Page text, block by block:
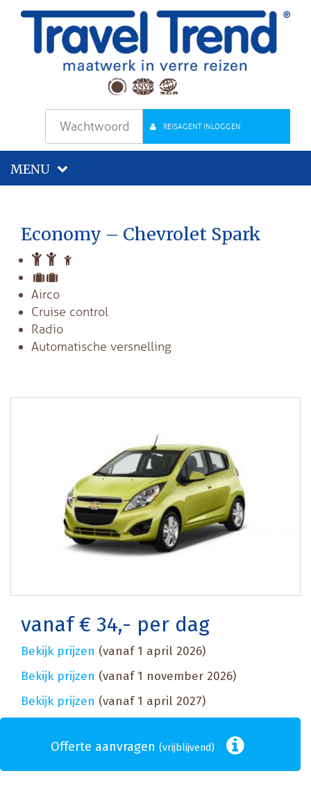
REISAGENT INLOGGEN
MENU
Economy – Chevrolet Spark
Airco
Cruise control
Radio
Automatische versnelling
vanaf € 34,- per dag
Bekijk prijzen (vanaf 1 april 2026)
Bekijk prijzen (vanaf 1 november 2026)
Bekijk prijzen (vanaf 1 april 2027)
Offerte aanvragen (vrijblijvend)